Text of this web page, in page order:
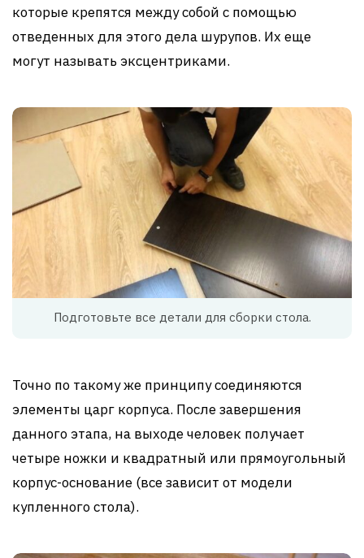
которые крепятся между собой с помощью
отведенных для этого дела шурупов. Их еще
могут называть эксцентриками.
Подготовьте все детали для сборки стола.
Точно по такому же принципу соединяются
элементы царг корпуса. После завершения
данного этапа, на выходе человек получает
четыре ножки и квадратный или прямоугольный
корпус-основание (все зависит от модели
купленного стола).